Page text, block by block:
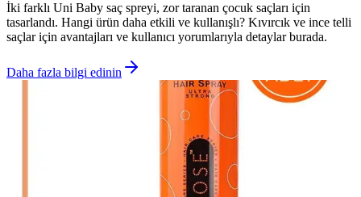
İki farklı Uni Baby saç spreyi, zor taranan çocuk saçları için
tasarlandı. Hangi ürün daha etkili ve kullanışlı? Kıvırcık ve ince telli
saçlar için avantajları ve kullanıcı yorumlarıyla detaylar burada.
Daha fazla bilgi edinin